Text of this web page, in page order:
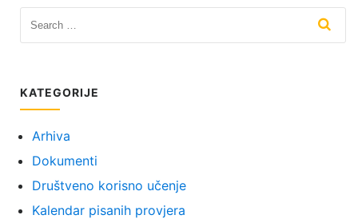
KATEGORIJE
Arhiva
Dokumenti
Društveno korisno učenje
Kalendar pisanih provjera